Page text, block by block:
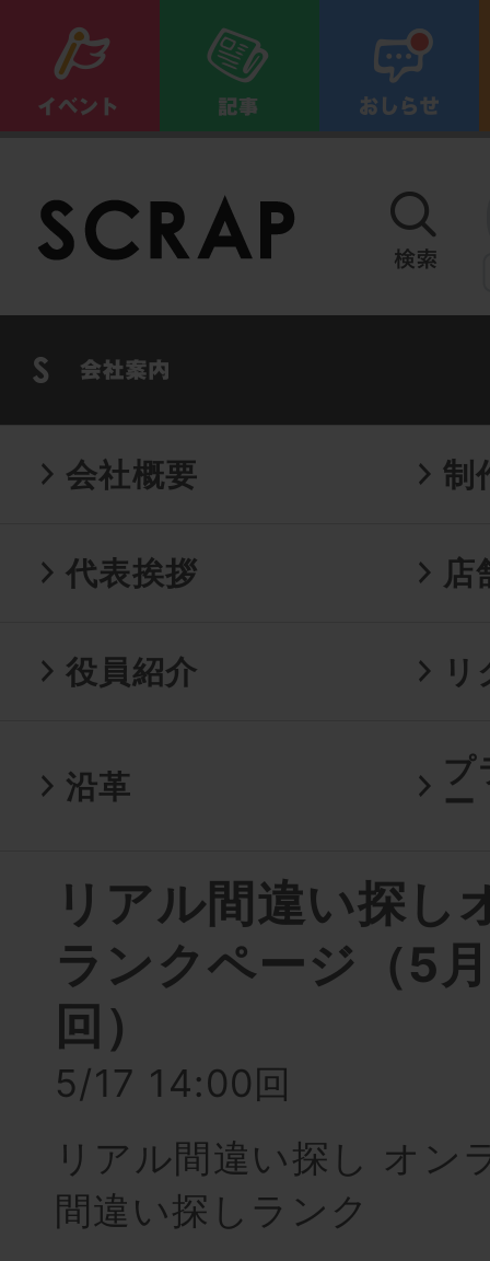
会社概要 制
代表挨拶 店
役員紹介
沿革
プ
ー
リアル間違い探し
ランクページ（5
回）
5/17 14:00回
リアル間違い探し オン
間違い探しランク